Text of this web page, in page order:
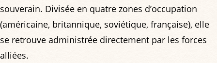
souverain. Divisée en quatre zones d’occupation
(américaine, britannique, soviétique, française), elle
se retrouve administrée directement par les forces
alliées.